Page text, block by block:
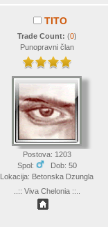
TITO
Trade Count: (0)
Punopravni član
Postova: 1203
Spol:
Dob: 50
Lokacija: Betonska Dzungla
..:: Viva Chelonia ::..